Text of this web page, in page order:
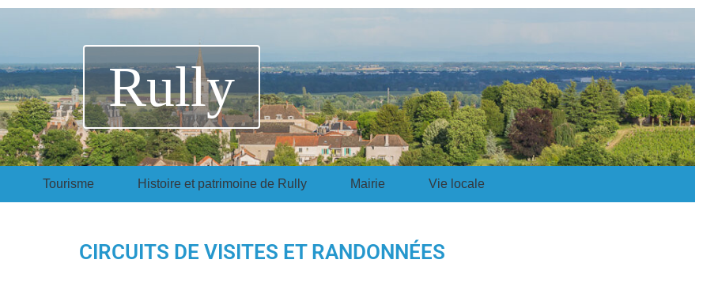
Rully
Tourisme Histoire et patrimoine de Rully Mairie Vie locale
CIRCUITS DE VISITES ET RANDONNÉES​